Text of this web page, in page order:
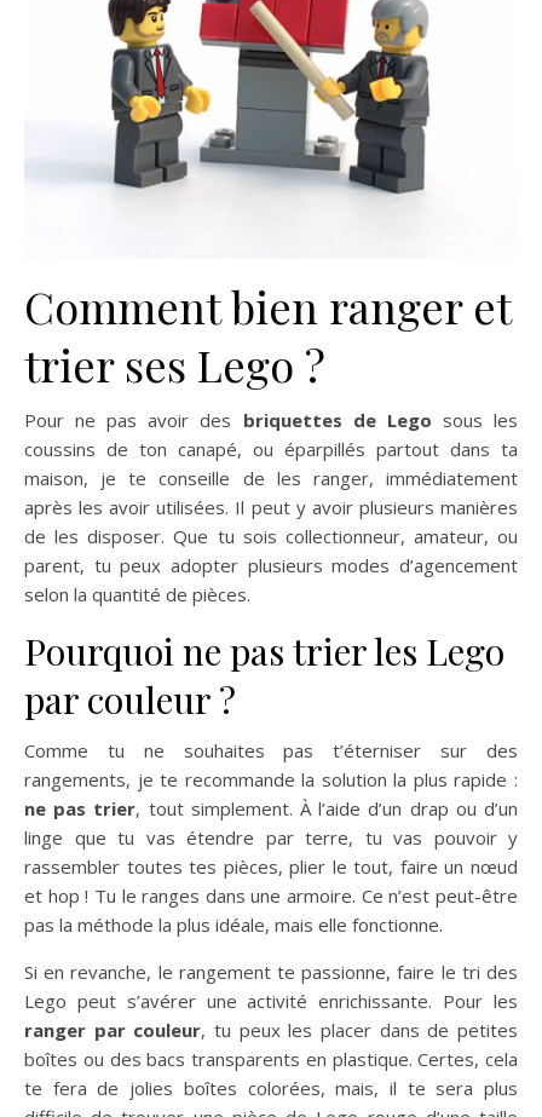
Comment bien ranger et
trier ses Lego ?
Pour ne pas avoir des briquettes de Lego sous les
coussins de ton canapé, ou éparpillés partout dans ta
maison, je te conseille de les ranger, immédiatement
après les avoir utilisées. Il peut y avoir plusieurs manières
de les disposer. Que tu sois collectionneur, amateur, ou
parent, tu peux adopter plusieurs modes d’agencement
selon la quantité de pièces.
Pourquoi ne pas trier les Lego
par couleur ?
Comme tu ne souhaites pas t’éterniser sur des
rangements, je te recommande la solution la plus rapide :
ne pas trier, tout simplement. À l’aide d’un drap ou d’un
linge que tu vas étendre par terre, tu vas pouvoir y
rassembler toutes tes pièces, plier le tout, faire un nœud
et hop ! Tu le ranges dans une armoire. Ce n’est peut-être
pas la méthode la plus idéale, mais elle fonctionne.
Si en revanche, le rangement te passionne, faire le tri des
Lego peut s’avérer une activité enrichissante. Pour les
ranger par couleur, tu peux les placer dans de petites
boîtes ou des bacs transparents en plastique. Certes, cela
te fera de jolies boîtes colorées, mais, il te sera plus